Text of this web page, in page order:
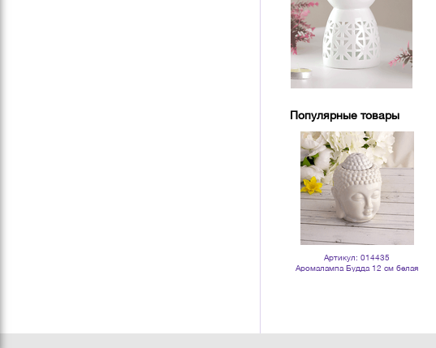
Популярные товары
Артикул: 014435
Аромалампа Будда 12 см белая